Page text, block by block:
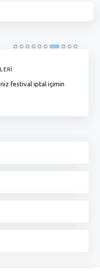
festival iptal içimin